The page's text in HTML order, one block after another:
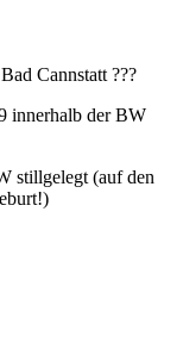
Cannstatt ???
innerhalb der BW
stillgelegt (auf den